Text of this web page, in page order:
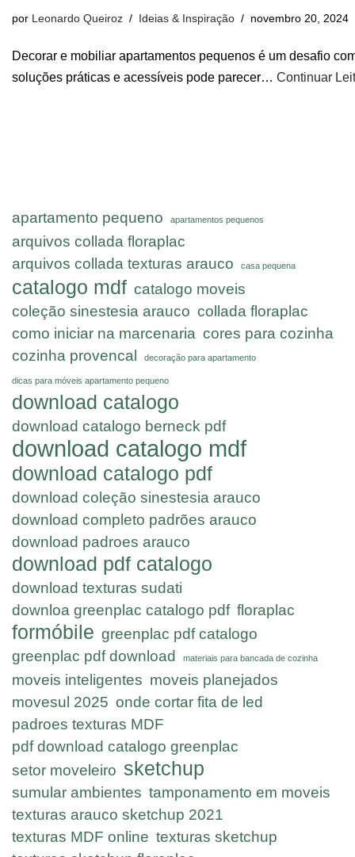
por Leonardo Queiroz Ideias & Inspiração novembro 20, 2024
Decorar e mobiliar apartamentos pequenos é um desafio
soluções práticas e acessíveis pode parecer… Continuar
apartamento pequeno apartamentos pequenos
arquivos collada floraplac
arquivos collada texturas arauco
casa pequena
catalogo mdf catalogo moveis
coleção sinestesia arauco collada floraplac
como iniciar na marcenaria cores para cozinha
cozinha provencal
decoração para apartamento
dicas para móveis apartamento pequeno
download catalogo
download catalogo berneck pdf
download catalogo mdf
download catalogo pdf
download coleção sinestesia arauco
download completo padrões arauco
download padroes arauco
download pdf catalogo
download texturas sudati
downloa greenplac catalogo pdf floraplac
formóbile greenplac pdf catalogo
greenplac pdf download
materiais para bancada de cozinha
moveis inteligentes moveis planejados
movesul 2025 onde cortar fita de led
padroes texturas MDF
pdf download catalogo greenplac
setor moveleiro sketchup
sumular ambientes tamponamento em moveis
texturas arauco sketchup 2021
texturas MDF online texturas sketchup